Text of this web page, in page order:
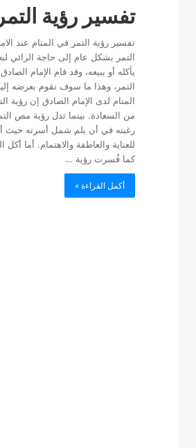
تفسير رؤية
تفسير رؤية التمر في المنام عند
التمر بشكل عام إلى حاجة الرائي
يأكله أو يبيعه، وقد قام الإمام
التمر، وهذا ما سوف نقوم بعرضه
المنام لدى الإمام الصادق إن رؤية
من السعادة. بينما تدل رؤية مص
رغبته في أن يلم شمل أسرته حيث أن
للعناية والعاطفة والاهتمام. أما
كما فُسرت رؤية …
أكمل القراءة »